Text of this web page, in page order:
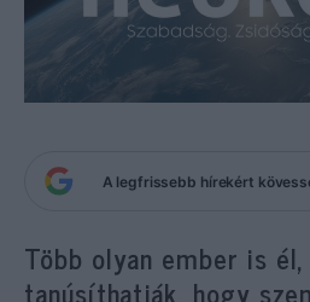
A legfrissebb hírekért
Több olyan ember is
tanúsíthatják, hogy